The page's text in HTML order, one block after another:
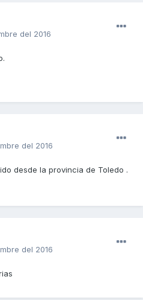
del 2016
del 2016
desde la provincia de Toledo .
del 2016